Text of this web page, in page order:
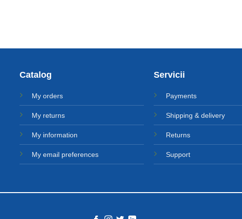
Catalog
My orders
My returns
My information
My email preferences
Servicii
Payments
Shipping & delivery
Returns
Support